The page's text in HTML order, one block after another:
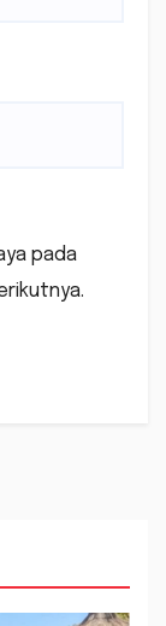
pada